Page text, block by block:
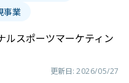
事業
ルスポーツマーケティン
更新日: 2026/05/27